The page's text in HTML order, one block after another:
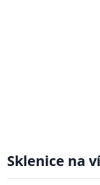
Sklenice na